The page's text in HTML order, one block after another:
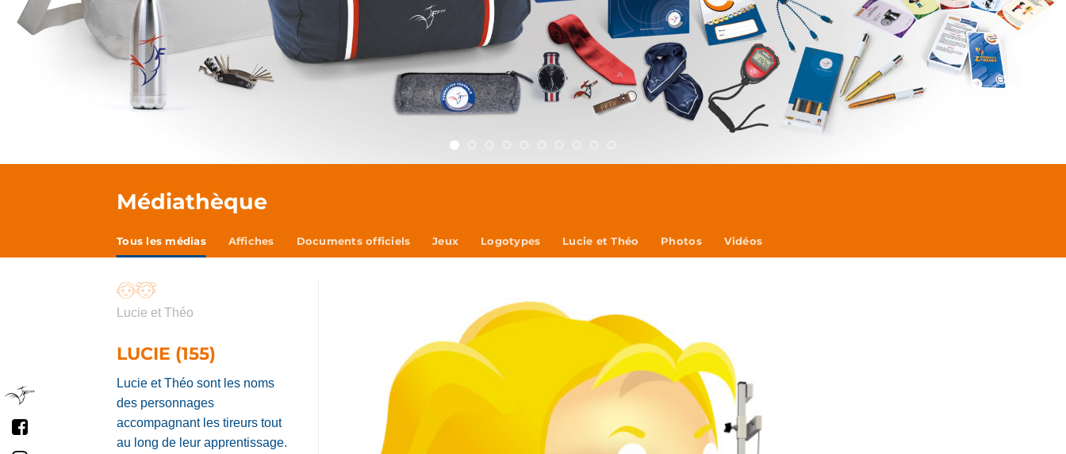
Médiathèque
Tous les médias Affiches Documents officiels Jeux Logotypes Lucie et Théo Photos Vidéos
Lucie et Théo
LUCIE (155)
Lucie et Théo sont les noms
des personnages
accompagnant les tireurs tout
au long de leur apprentissage.